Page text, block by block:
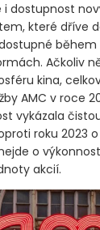
i dostupnost
které dříve
během
Ačkoliv
kina,
AMC v roce
vykázala
roku 2023
o
akcií.